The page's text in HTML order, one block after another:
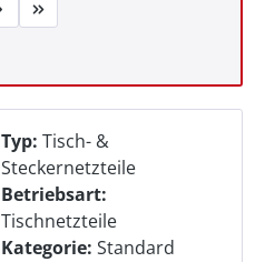
Typ: Tisch- &
Steckernetzteile
Betriebsart:
Tischnetzteile
Kategorie: Standard